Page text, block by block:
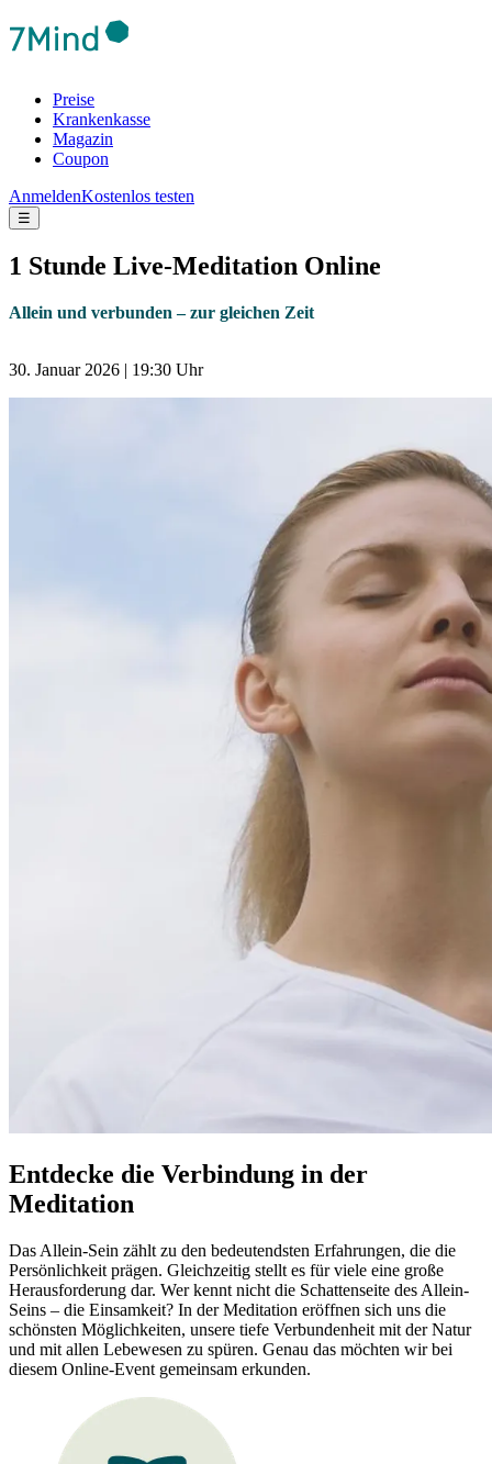
Preise
Krankenkasse
Magazin
Coupon
AnmeldenKostenlos testen
☰
1 Stunde Live-Meditation Online
Allein und verbunden – zur gleichen Zeit
30. Januar 2026 | 19:30 Uhr
Entdecke die Verbindung in der
Meditation
Das Allein-Sein zählt zu den bedeutendsten Erfahrungen, die die
Persönlichkeit prägen. Gleichzeitig stellt es für viele eine große
Herausforderung dar. Wer kennt nicht die Schattenseite des Allein-
Seins – die Einsamkeit? In der Meditation eröffnen sich uns die
schönsten Möglichkeiten, unsere tiefe Verbundenheit mit der Natur
und mit allen Lebewesen zu spüren. Genau das möchten wir bei
diesem Online-Event gemeinsam erkunden.